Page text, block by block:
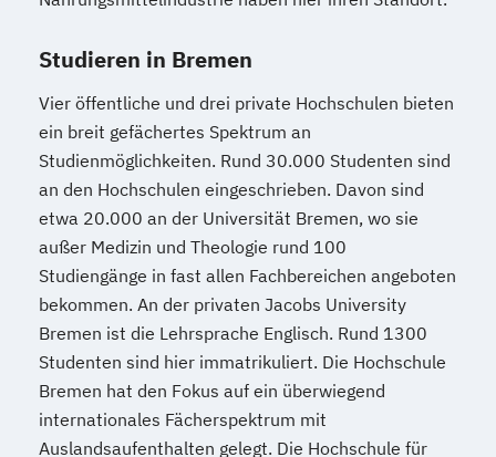
Studieren in Bremen
Vier öffentliche und drei private Hochschulen bieten
ein breit gefächertes Spektrum an
Studienmöglichkeiten. Rund 30.000 Studenten sind
an den Hochschulen eingeschrieben. Davon sind
etwa 20.000 an der Universität Bremen, wo sie
außer Medizin und Theologie rund 100
Studiengänge in fast allen Fachbereichen angeboten
bekommen. An der privaten Jacobs University
Bremen ist die Lehrsprache Englisch. Rund 1300
Studenten sind hier immatrikuliert. Die Hochschule
Bremen hat den Fokus auf ein überwiegend
internationales Fächerspektrum mit
Auslandsaufenthalten gelegt. Die Hochschule für